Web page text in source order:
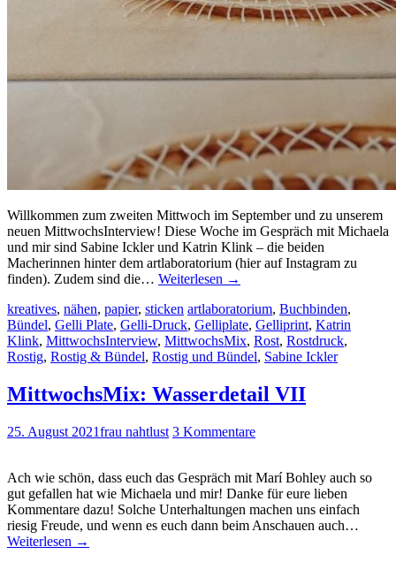
Willkommen zum zweiten Mittwoch im September und zu unserem
neuen MittwochsInterview! Diese Woche im Gespräch mit Michaela
und mir sind Sabine Ickler und Katrin Klink – die beiden
Macherinnen hinter dem artlaboratorium (hier auf Instagram zu
finden). Zudem sind die… Weiterlesen →
kreatives, nähen, papier, sticken artlaboratorium, Buchbinden,
Bündel, Gelli Plate, Gelli-Druck, Gelliplate, Gelliprint, Katrin
Klink, MittwochsInterview, MittwochsMix, Rost, Rostdruck,
Rostig, Rostig & Bündel, Rostig und Bündel, Sabine Ickler
MittwochsMix: Wasserdetail VII
25. August 2021frau nahtlust 3 Kommentare
Ach wie schön, dass euch das Gespräch mit Marí Bohley auch so
gut gefallen hat wie Michaela und mir! Danke für eure lieben
Kommentare dazu! Solche Unterhaltungen machen uns einfach
riesig Freude, und wenn es euch dann beim Anschauen auch…
Weiterlesen →